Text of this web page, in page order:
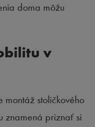
doma môžu
v
stoličkového
znamená priznať si